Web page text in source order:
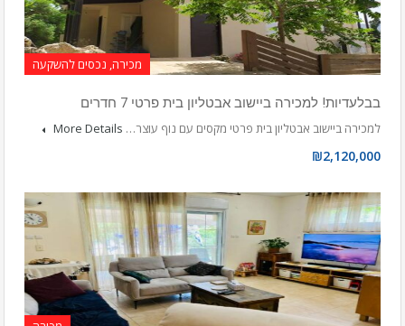
מכירה, נכסים להשקעה
בבלעדיות! למכירה ביישוב אבטליון בית פרטי 7 חדרים
למכירה ביישוב אבטליון בית פרטי מקסים עם נוף עוצר… More Details
₪2,120,000